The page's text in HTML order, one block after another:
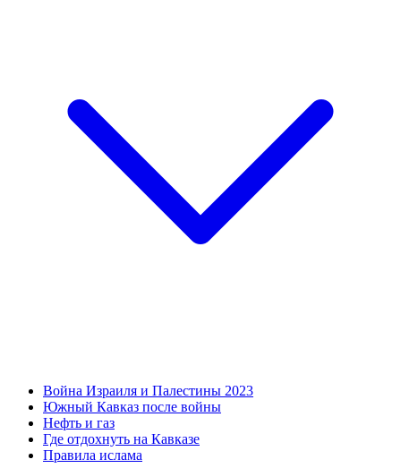
Война Израиля и Палестины 2023
Южный Кавказ после войны
Нефть и газ
Где отдохнуть на Кавказе
Правила ислама